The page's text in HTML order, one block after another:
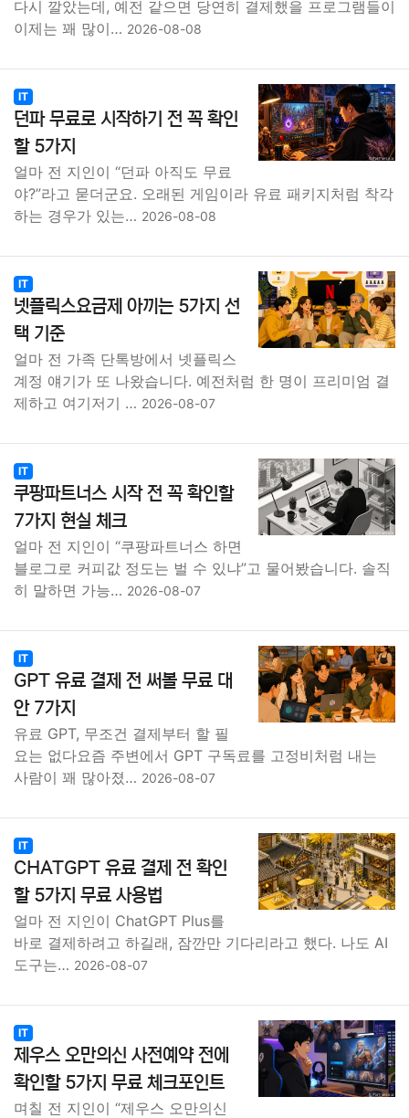
다시 깔았는데, 예전 같으면 당연히 결제했을 프로그램들이
이제는 꽤 많이… 2026-08-08
IT
던파 무료로 시작하기 전 꼭 확인
할 5가지
얼마 전 지인이 “던파 아직도 무료
야?”라고 묻더군요. 오래된 게임이라 유료 패키지처럼 착각
하는 경우가 있는… 2026-08-08
IT
넷플릭스요금제 아끼는 5가지 선
택 기준
얼마 전 가족 단톡방에서 넷플릭스
계정 얘기가 또 나왔습니다. 예전처럼 한 명이 프리미엄 결
제하고 여기저기 … 2026-08-07
IT
쿠팡파트너스 시작 전 꼭 확인할
7가지 현실 체크
얼마 전 지인이 “쿠팡파트너스 하면
블로그로 커피값 정도는 벌 수 있냐”고 물어봤습니다. 솔직
히 말하면 가능… 2026-08-07
IT
GPT 유료 결제 전 써볼 무료 대
안 7가지
유료 GPT, 무조건 결제부터 할 필
요는 없다요즘 주변에서 GPT 구독료를 고정비처럼 내는
사람이 꽤 많아졌… 2026-08-07
IT
CHATGPT 유료 결제 전 확인
할 5가지 무료 사용법
얼마 전 지인이 ChatGPT Plus를
바로 결제하려고 하길래, 잠깐만 기다리라고 했다. 나도 AI
도구는… 2026-08-07
IT
제우스 오만의신 사전예약 전에
확인할 5가지 무료 체크포인트
며칠 전 지인이 “제우스 오만의신